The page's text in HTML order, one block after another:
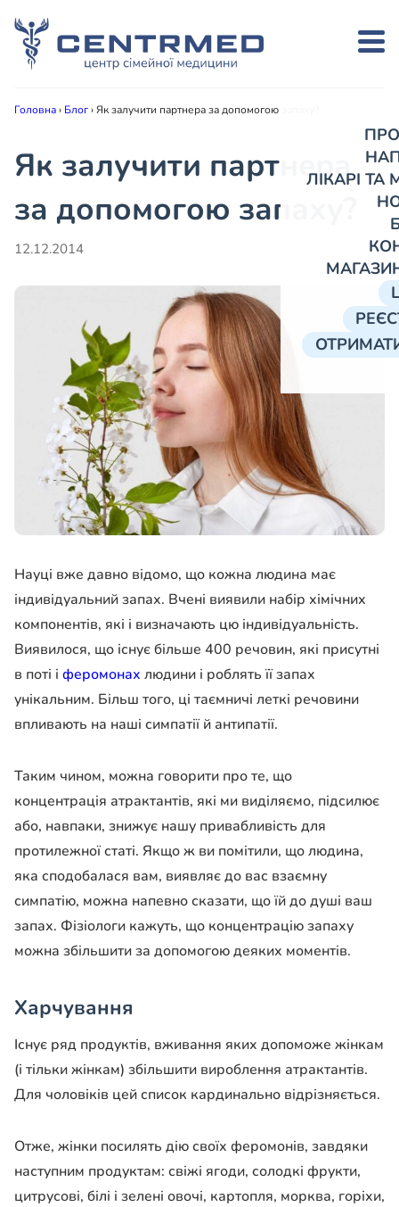
ЛІКАРІ
Головна› Блог›Як залучити партнера за допомогою запаху?
Як залучити партнера
за допомогою запаху?
12.12.2014
Науці вже давно відомо, що кожна людина має
індивідуальний запах. Вчені виявили набір хімічних
компонентів, які і визначають цю індивідуальність.
Виявилося, що існує більше 400 речовин, які присутні
в поті і феромонах людини і роблять її запах
унікальним. Більш того, ці таємничі леткі речовини
впливають на наші симпатії й антипатії.
Таким чином, можна говорити про те, що
концентрація атрактантів, які ми виділяємо, підсилює
або, навпаки, знижує нашу привабливість для
протилежної статі. Якщо ж ви помітили, що людина,
яка сподобалася вам, виявляє до вас взаємну
симпатію, можна напевно сказати, що їй до душі ваш
запах. Фізіологи кажуть, що концентрацію запаху
можна збільшити за допомогою деяких моментів.
Харчування
Існує ряд продуктів, вживання яких допоможе жінкам
(і тільки жінкам) збільшити вироблення атрактантів.
Для чоловіків цей список кардинально відрізняється.
Отже, жінки посилять дію своїх феромонів, завдяки
наступним продуктам: свіжі ягоди, солодкі фрукти,
цитрусові, білі і зелені овочі, картопля, морква, горіхи,